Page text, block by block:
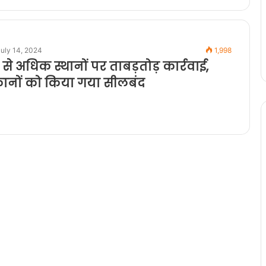
14, 2024 1,998
अधिक स्थानों पर ताबड़तोड़ कार्रवाई,
को किया गया सीलबंद